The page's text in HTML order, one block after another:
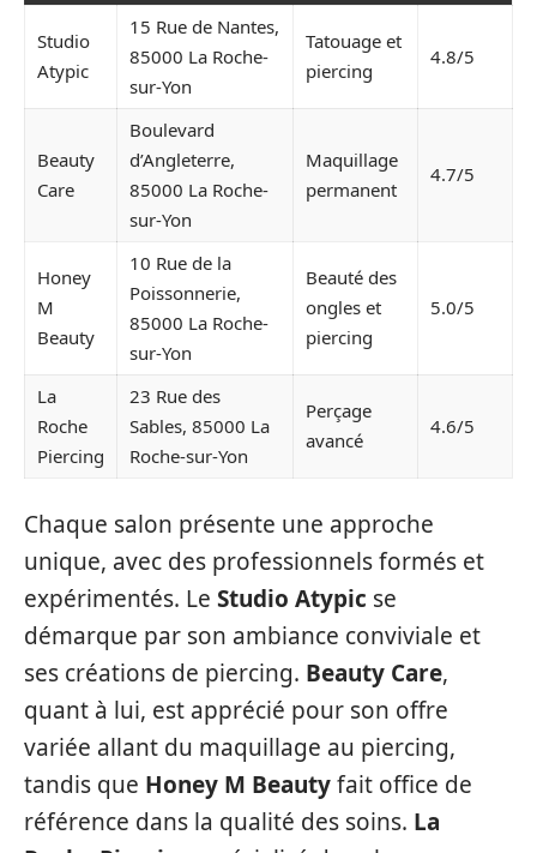
Studio
Atypic
15 Rue de Nantes,
85000 La Roche-
sur-Yon
Tatouage et
piercing
4.8/5
Beauty
Care
Boulevard
d’Angleterre,
85000 La Roche-
sur-Yon
Maquillage
permanent
4.7/5
Honey
M
Beauty
10 Rue de la
Poissonnerie,
85000 La Roche-
sur-Yon
Beauté des
ongles et
piercing
5.0/5
La
Roche
Piercing
23 Rue des
Sables, 85000 La
Roche-sur-Yon
Perçage
avancé
4.6/5
Chaque salon présente une approche
unique, avec des professionnels formés et
expérimentés. Le Studio Atypic se
démarque par son ambiance conviviale et
ses créations de piercing. Beauty Care,
quant à lui, est apprécié pour son offre
variée allant du maquillage au piercing,
tandis que Honey M Beautyfait office de
référence dans la qualité des soins. La